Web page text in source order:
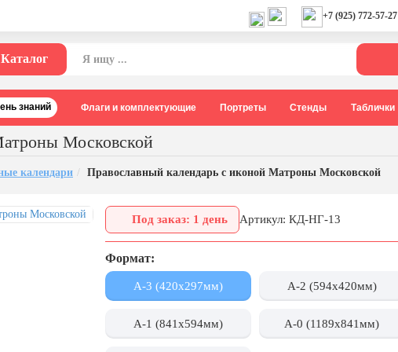
+7 (925) 772-57-27
Каталог
знаний Флаги и комплектующие Портреты Стенды Таблички
Московской
календари Православный календарь с иконой Матроны Московской
Под заказ: 1 день Артикул: КД-НГ-13
Формат:
А-3 (420x297мм) А-2 (594x420мм)
А-1 (841x594мм) А-0 (1189x841мм)